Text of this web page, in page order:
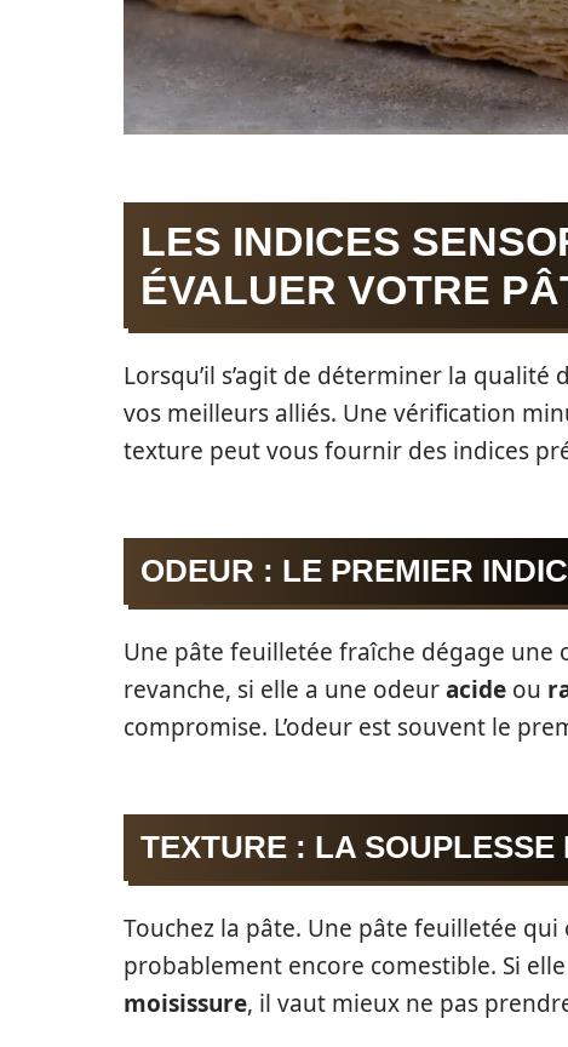
LES INDICES
ÉVALUER VOTRE
Lorsqu’il s’agit de déterminer la qualité
vos meilleurs alliés. Une vérification
texture peut vous fournir des indices
ODEUR : LE PREMIER
Une pâte feuilletée fraîche dégage
revanche, si elle a une odeuracide ou
compromise. L’odeur est souvent le
TEXTURE : LA SOUPLESSE
Touchez la pâte. Une pâte feuilletée qui
probablement encore comestible. Si
moisissure, il vaut mieux ne pas